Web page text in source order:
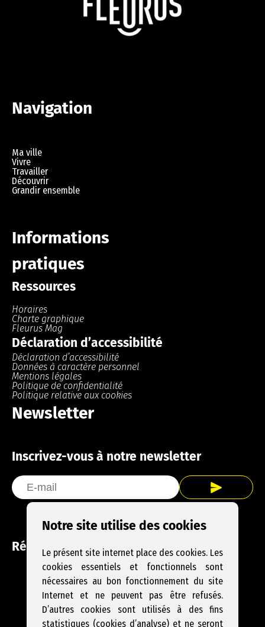
Navigation
Ma ville
Vivre
Travailler
Découvrir
Grandir ensemble
Informations
pratiques
Ressources
Horaires
Charte graphique
Fleurus Mag
Déclaration d’accessibilité
Déclaration d’accessibilité
Données à caractère personnel
Mentions légales
Politique de confidentialité
Politique relative aux cookies
Newsletter
Inscrivez-vous à notre newsletter
Réseaux sociaux
Facebook
Instagram
YouTube
Notre site utilise des cookies
Le présent site internet place des cookies. Les
cookies essentiels et fonctionnels sont
nécessaires au bon fonctionnement du site
Internet et ne peuvent pas être refusés.
D’autres cookies sont utilisés à des fins
statistiques (cookies d’analyse) et ne seront